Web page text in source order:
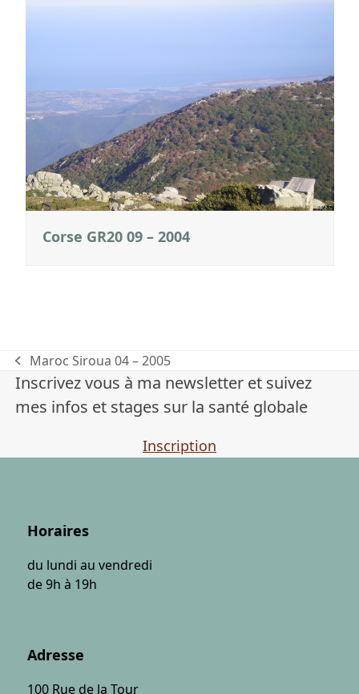
Corse GR20 09 – 2004
previous
post:
Maroc Siroua 04 – 2005
Inscrivez vous à ma newsletter et suivez
mes infos et stages sur la santé globale
Inscription
Horaires
du lundi au vendredi
de 9h à 19h
Adresse
100 Rue de la Tour